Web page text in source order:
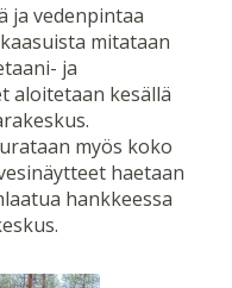
ja vedenpintaa
mitataan
ja
aloitetaan kesällä
myös koko
haetaan
hankkeessa